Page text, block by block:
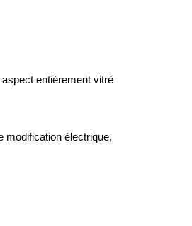
entièrement vitré
modification électrique,